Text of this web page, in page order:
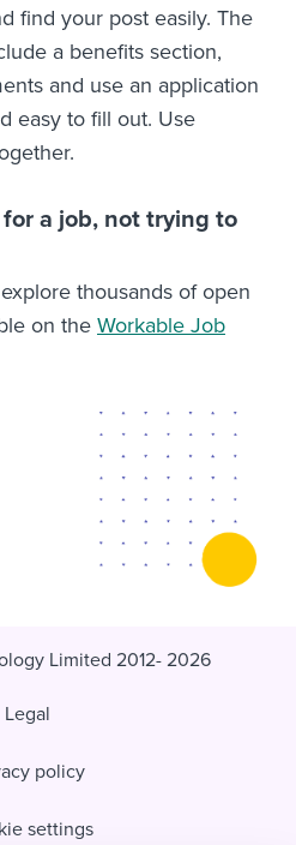
find your post easily. The
a benefits section,
and use an application
easy to fill out. Use
a job, not trying to
thousands of open
on the Workable Job
Limited 2012- 2026
Legal
policy
settings